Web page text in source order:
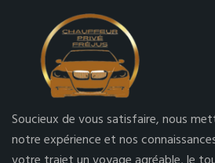
Soucieux de vous satisfaire, nous
notre expérience et nos